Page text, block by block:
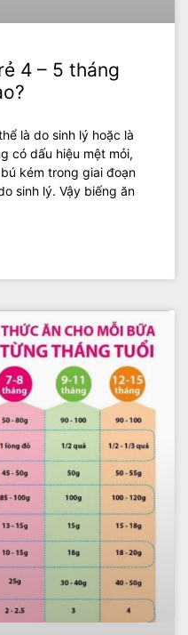
4 – 5 tháng
là do sinh lý hoặc là
có dấu hiệu mệt mỏi,
kém trong giai đoạn
sinh lý. Vậy biếng ăn